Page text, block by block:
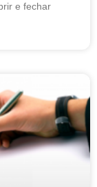
e fechar